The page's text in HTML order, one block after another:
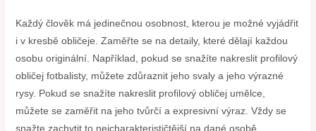
Každý člověk má jedinečnou osobnost, kterou je možné vyjádřit
i v kresbě obličeje. Zaměřte se na detaily, které dělají každou
osobu originální. Například, pokud se snažíte nakreslit profilový
obličej fotbalisty, můžete zdůraznit jeho svaly a jeho výrazné
rysy. Pokud se snažíte nakreslit profilový obličej umělce,
můžete se zaměřit na jeho tvůrčí a expresivní výraz. Vždy se
snažte zachytit to nejcharakterističtější na dané osobě.